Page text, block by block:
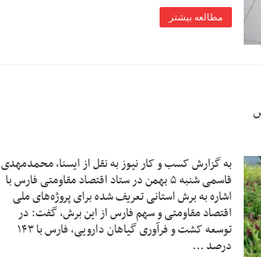
مطالعه بیشتر
به گزارش کسب و کار نیوز به نقل از ایسنا, محمدمهدی
قاسمی شنبه ۵ بهمن در ستاد اقتصاد مقاومتی فارس با
اشاره به برش استانی تعریف شده برای پروژه‌های ملی
اقتصاد مقاومتی و سهم فارس از این برش، گفت: در
توسعه کشت و فرآوری گیاهان دارویی، فارس با ١۴٣
درصد …